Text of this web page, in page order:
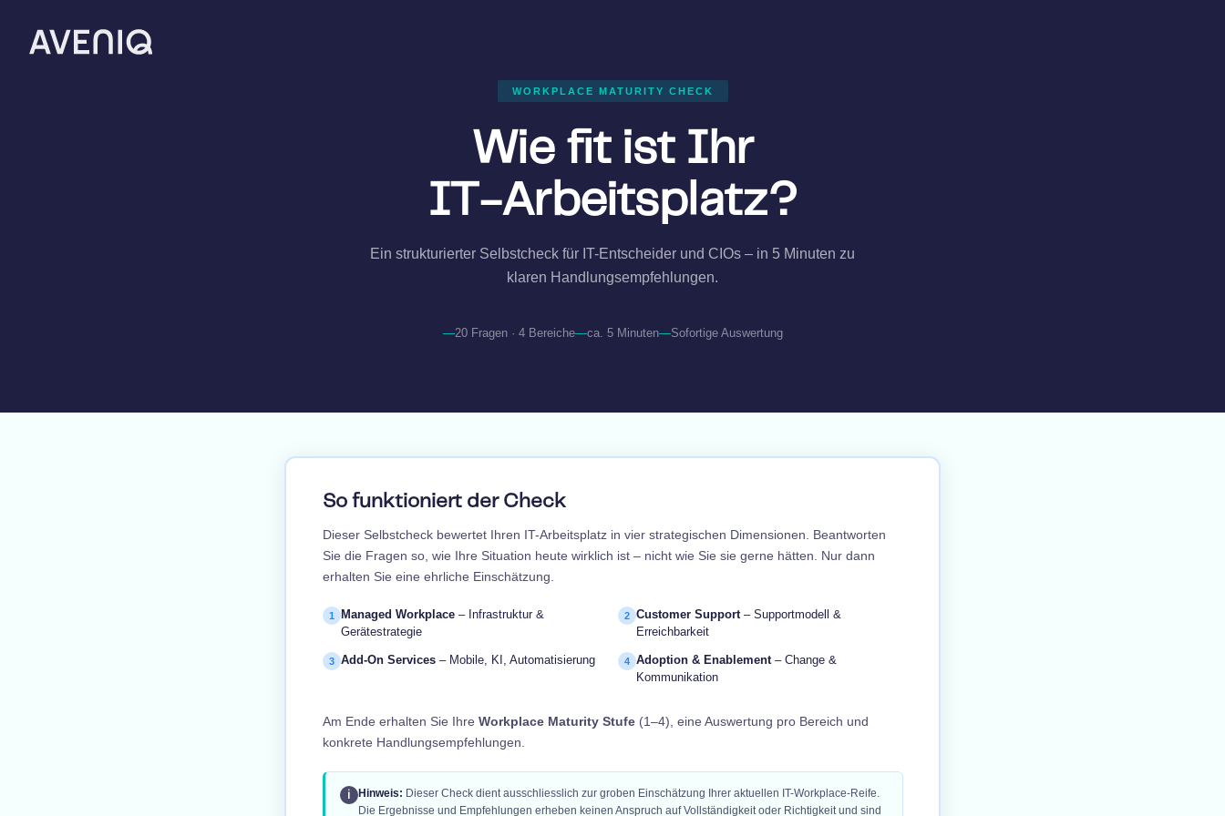
WORKPLACE MATURITY CHECK
Wie fit ist Ihr
IT-Arbeitsplatz?
Ein strukturierter Selbstcheck für IT-Entscheider und CIOs – in 5 Minuten zu
klaren Handlungsempfehlungen.
20 Fragen · 4 Bereiche ca. 5 Minuten Sofortige Auswertung
So funktioniert der Check
Dieser Selbstcheck bewertet Ihren IT-Arbeitsplatz in vier strategischen Dimensionen. Beantworten
Sie die Fragen so, wie Ihre Situation heute wirklich ist – nicht wie Sie sie gerne hätten. Nur dann
erhalten Sie eine ehrliche Einschätzung.
1 Managed Workplace– Infrastruktur &
Gerätestrategie
2 Customer Support – Supportmodell &
Erreichbarkeit
3 Add-On Services– Mobile, KI, Automatisierung 4 Adoption & Enablement – Change &
Kommunikation
Am Ende erhalten Sie Ihre Workplace Maturity Stufe(1–4), eine Auswertung pro Bereich und
konkrete Handlungsempfehlungen.
ℹ Hinweis: Dieser Check dient ausschliesslich zur groben Einschätzung Ihrer aktuellen IT-Workplace-Reife.
Die Ergebnisse und Empfehlungen erheben keinen Anspruch auf Vollständigkeit oder Richtigkeit und sind